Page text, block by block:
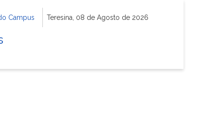
Campus Teresina, 08 de Agosto de 2026